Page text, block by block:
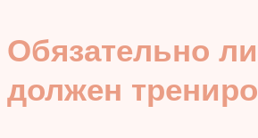
Обязательно
должен